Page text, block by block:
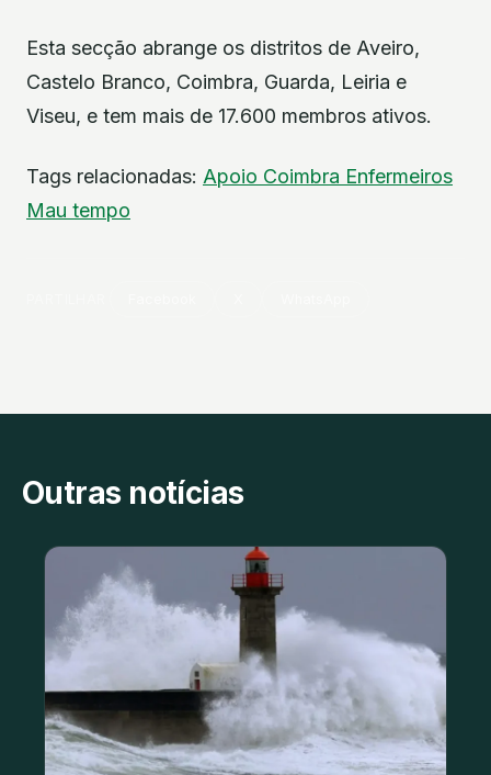
Esta secção abrange os distritos de Aveiro,
Castelo Branco, Coimbra, Guarda, Leiria e
Viseu, e tem mais de 17.600 membros ativos.
Tags relacionadas: Apoio Coimbra Enfermeiros
Mau tempo
Outras notícias